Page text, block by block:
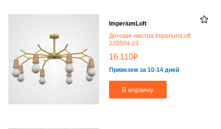
ImperiumLoft
Детская люстра ImperiumLoft
220504-23
16 110₽
Привезем за 10-14 дней
В корзину